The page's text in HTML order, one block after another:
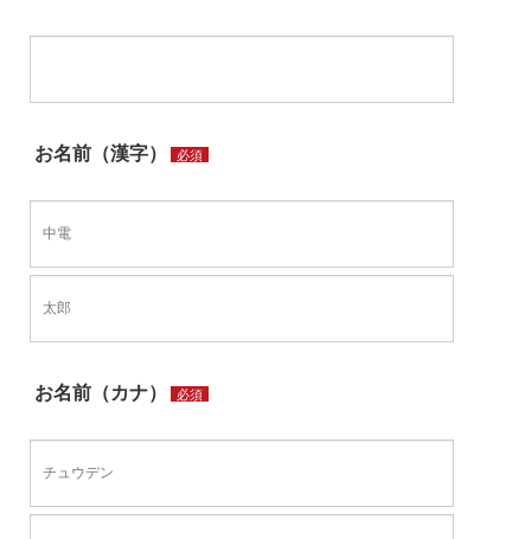
お名前（漢字） 必須
お名前（カナ） 必須